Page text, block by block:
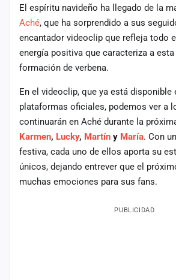
El espíritu navideño ha llegado de la
Aché, que ha sorprendido a sus
encantador videoclip que refleja todo
energía positiva que caracteriza a
formación de verbena.
En el videoclip, que ya está disponible
plataformas oficiales, podemos ver a
continuarán en Aché durante la
Karmen, Lucky, Martín y María. Con
festiva, cada uno de ellos aporta su
únicos, dejando entrever que el
muchas emociones para sus fans.
PUBLICIDAD
Mapa
de
Componentes
Agencias
Rankings
Vídeos